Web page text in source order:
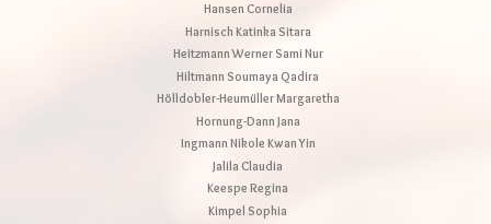
Hansen Cornelia
Harnisch Katinka Sitara
Heitzmann Werner Sami Nur
Hiltmann Soumaya Qadira
Hölldobler-Heumüller Margaretha
Hornung-Dann Jana
Ingmann Nikole Kwan Yin
Jalila Claudia
Keespe Regina
Kimpel Sophia